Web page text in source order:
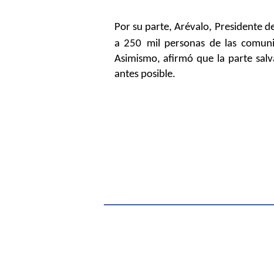
Por su parte, Arévalo, Presidente
a 250 mil personas de las
Asimismo, afirmó que la parte
antes posible.